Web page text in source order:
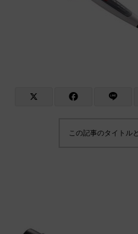
この記事のタイトル